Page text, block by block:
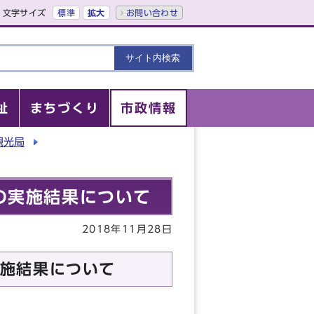
文字サイズ 標準 拡大 お問い合わせ
まちづくり 市政情報
光局
施結果について
2018年11月28日
結果について